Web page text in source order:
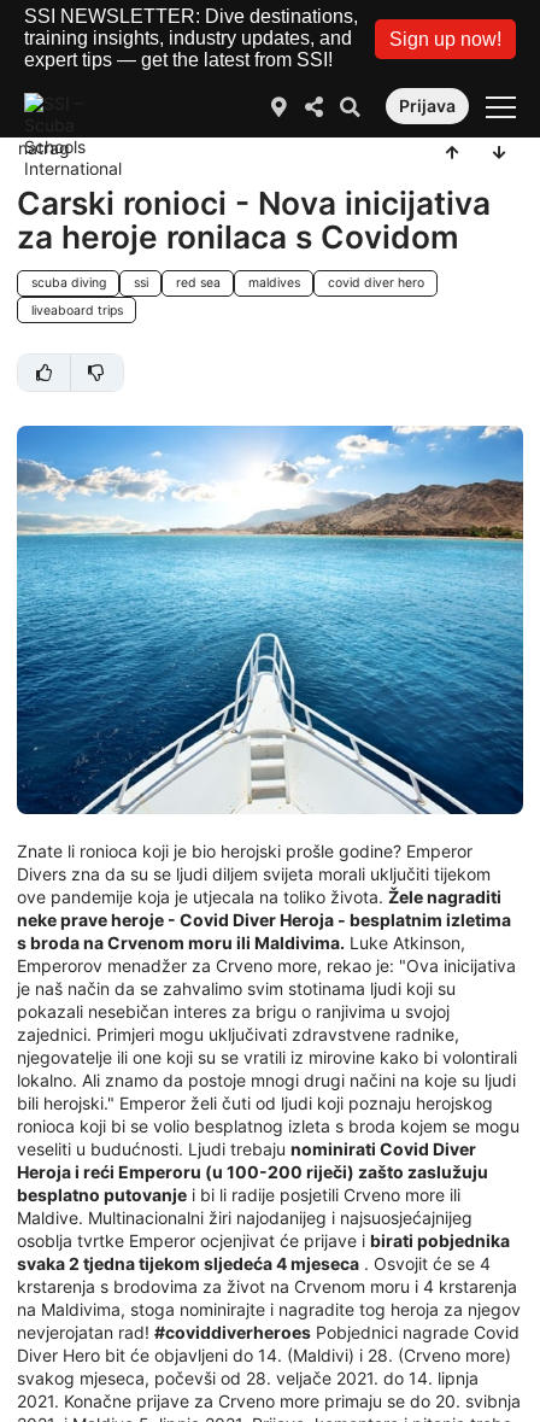
SSI NEWSLETTER: Dive destinations,
training insights, industry updates, and
expert tips — get the latest from SSI!
Sign up now!
Prijava
natrag
Carski ronioci - Nova inicijativa
za heroje ronilaca s Covidom
scuba diving ssi red sea maldives
covid diver hero
liveaboard trips
Znate li ronioca koji je bio herojski prošle godine? Emperor
Divers zna da su se ljudi diljem svijeta morali uključiti tijekom
ove pandemije koja je utjecala na toliko života. Žele nagraditi
neke prave heroje - Covid Diver Heroja - besplatnim izletima
s broda na Crvenom moru ili Maldivima. Luke Atkinson,
Emperorov menadžer za Crveno more, rekao je: "Ova inicijativa
je naš način da se zahvalimo svim stotinama ljudi koji su
pokazali nesebičan interes za brigu o ranjivima u svojoj
zajednici. Primjeri mogu uključivati zdravstvene radnike,
njegovatelje ili one koji su se vratili iz mirovine kako bi volontirali
lokalno. Ali znamo da postoje mnogi drugi načini na koje su ljudi
bili herojski." Emperor želi čuti od ljudi koji poznaju herojskog
ronioca koji bi se volio besplatnog izleta s broda kojem se mogu
veseliti u budućnosti. Ljudi trebaju nominirati Covid Diver
Heroja i reći Emperoru (u 100-200 riječi) zašto zaslužuju
besplatno putovanje i bi li radije posjetili Crveno more ili
Maldive. Multinacionalni žiri najodanijeg i najsuosjećajnijeg
osoblja tvrtke Emperor ocjenjivat će prijave i birati pobjednika
svaka 2 tjedna tijekom sljedeća 4 mjeseca . Osvojit će se 4
krstarenja s brodovima za život na Crvenom moru i 4 krstarenja
na Maldivima, stoga nominirajte i nagradite tog heroja za njegov
nevjerojatan rad! #coviddiverheroes Pobjednici nagrade Covid
Diver Hero bit će objavljeni do 14. (Maldivi) i 28. (Crveno more)
svakog mjeseca, počevši od 28. veljače 2021. do 14. lipnja
2021. Konačne prijave za Crveno more primaju se do 20. svibnja